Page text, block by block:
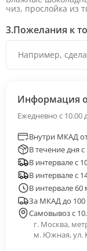
чиз, прослойка из
яркий вкус
оставляя ни
3.Пожелания к
Информация
Ежедневно с 10.00
Внутри МКАД
В течение дня с
В интервале с
В интервале с
В интервале 60
За МКАД до 100
Самовывоз с
г. Москва,
м. Южная, ул.